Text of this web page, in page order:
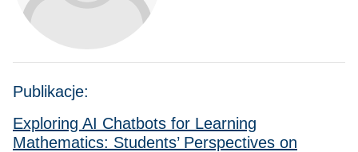
Publikacje:
Exploring AI Chatbots for Learning
Mathematics: Students’ Perspectives on